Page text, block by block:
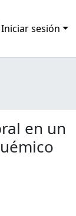
Iniciar sesión
en un